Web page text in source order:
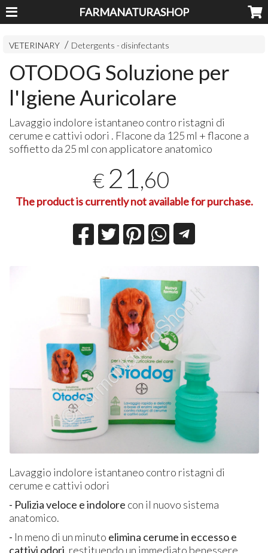
FARMANATURASHOP
VETERINARY Detergents - disinfectants
OTODOG Soluzione per
l'Igiene Auricolare
Lavaggio indolore istantaneo contro ristagni di
cerume e cattivi odori . Flacone da 125 ml + flacone a
soffietto da 25 ml con applicatore anatomico
€ 21,60
The product is currently not available for purchase.
Lavaggio indolore istantaneo contro ristagni di
cerume e cattivi odori
- Pulizia veloce e indolore con il nuovo sistema
anatomico.
- In meno di un minuto elimina cerume in eccesso e
cattivi odori, restituendo un immediato benessere